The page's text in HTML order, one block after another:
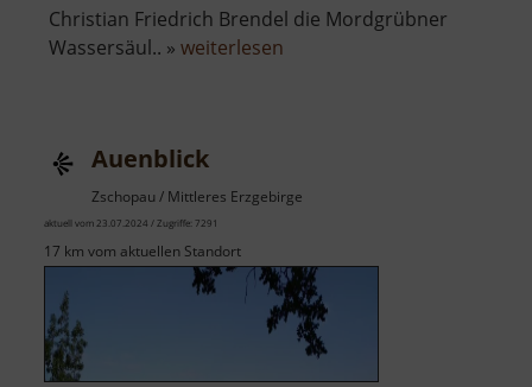
Christian Friedrich Brendel die Mordgrübner
Wassersäul.. » weiterlesen
Auenblick
Zschopau / Mittleres Erzgebirge
aktuell vom 23.07.2024 / Zugriffe: 7291
17 km vom aktuellen Standort